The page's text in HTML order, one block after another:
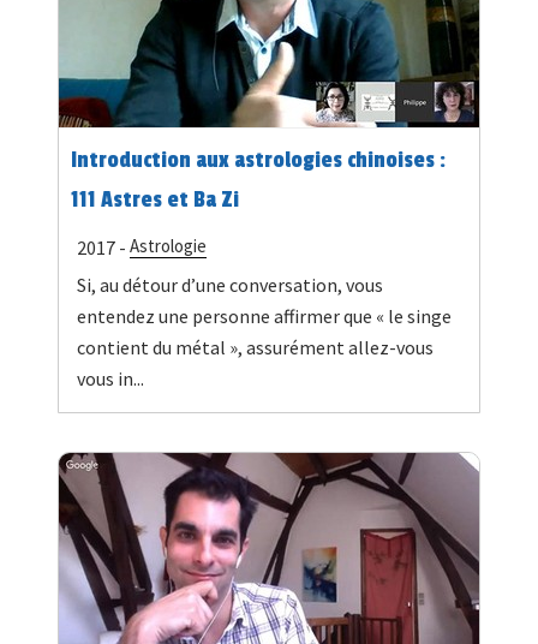
Introduction aux astrologies chinoises :
111 Astres et Ba Zi
2017 - Astrologie
Si, au détour d’une conversation, vous
entendez une personne affirmer que « le singe
contient du métal », assurément allez-vous
vous in...